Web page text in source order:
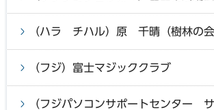
（ハラ チハル）原 千晴（樹林の会
（フジ）富士マジッククラブ
（フジパソコンサポートセンター